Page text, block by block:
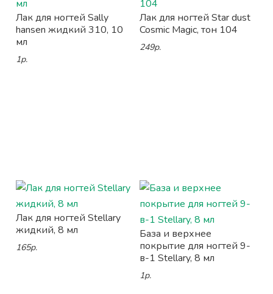
Лак для ногтей Sally
hansen жидкий 310, 10
мл
1р.
Лак для ногтей Star dust
Cosmic Magic, тон 104
249р.
Лак для ногтей Stellary
жидкий, 8 мл
165р.
База и верхнее
покрытие для ногтей 9-
в-1 Stellary, 8 мл
1р.